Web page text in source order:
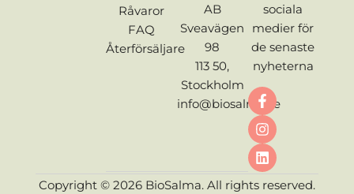
Råvaror
FAQ
Återförsäljare
AB
Sveavägen
98
113 50,
Stockholm
info@biosalma.se
sociala
medier för
de senaste
nyheterna
Copyright © 2026 BioSalma. All rights reserved.